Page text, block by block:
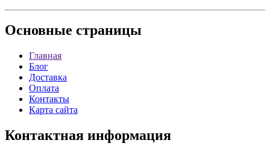
Основные страницы
Главная
Блог
Доставка
Оплата
Контакты
Карта сайта
Контактная информация